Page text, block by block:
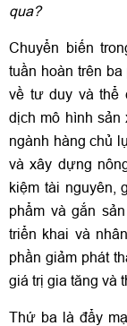
qua?
Chuyển biến
tuần hoàn trên
về tư duy và thể
dịch mô hình sản
ngành hàng chủ
và xây dựng
kiệm tài nguyên,
phẩm và gắn
triển khai và
phần giảm phát
giá trị gia tăng và
Thứ ba là đẩy